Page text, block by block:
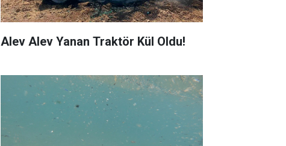
Alev Alev Yanan Traktör Kül Oldu!